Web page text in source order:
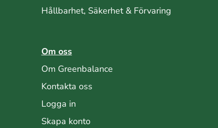
Hållbarhet, Säkerhet & Förvaring
Om oss
Om Greenbalance
Kontakta oss
Logga in
Skapa konto